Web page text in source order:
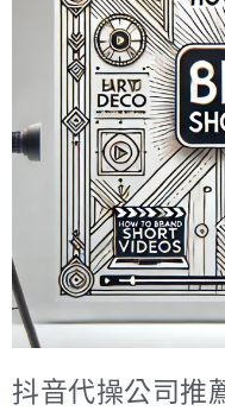
抖音代操公司推